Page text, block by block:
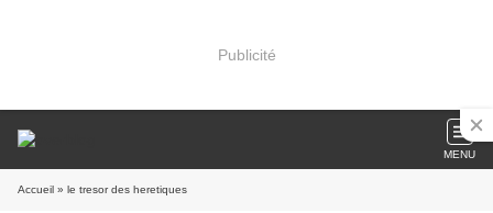
Publicité
MENU
Accueil » le tresor des heretiques